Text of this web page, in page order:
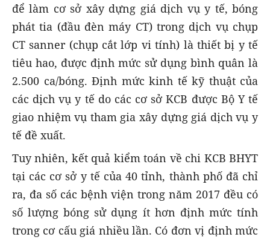
để làm cơ sở xây dựng giá dịch vụ y tế, bóng
phát tia (đầu đèn máy CT) trong dịch vụ chụp
CT sanner (chụp cắt lớp vi tính) là thiết bị y tế
tiêu hao, được định mức sử dụng bình quân là
2.500 ca/bóng. Định mức kinh tế kỹ thuật của
các dịch vụ y tế do các cơ sở KCB được Bộ Y tế
giao nhiệm vụ tham gia xây dựng giá dịch vụ y
tế đề xuất.
Tuy nhiên, kết quả kiểm toán về chi KCB BHYT
tại các cơ sở y tế của 40 tỉnh, thành phố đã chỉ
ra, đa số các bệnh viện trong năm 2017 đều có
số lượng bóng sử dụng ít hơn định mức tính
trong cơ cấu giá nhiều lần. Có đơn vị định mức